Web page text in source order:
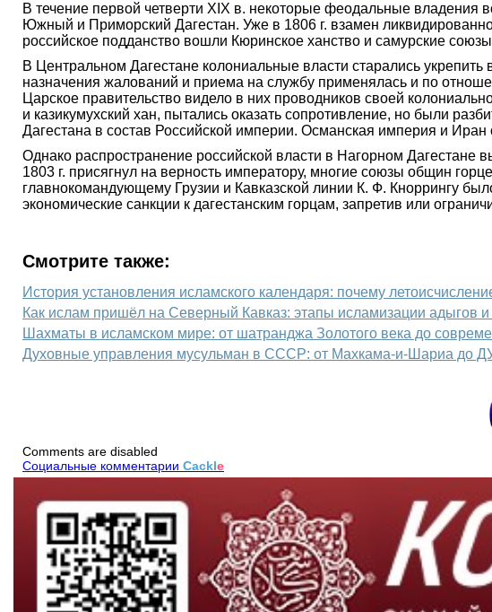
В течение первой четверти XIX в. некоторые феодальные владения
Южный и Приморский Дагестан. Уже в 1806 г. взамен
российское подданство вошли Кюринское ханство и самурские
В Центральном Дагестане колониальные власти старались
назначения жалований и приема на службу применялась и по
Царское правительство видело в них проводников своей
и казикумухский хан, пытались оказать сопротивление, но были
Дагестана в состав Российской империи. Османская империя и Иран
Однако распространение российской власти в Нагорном Дагестане
1803 г. присягнул на верность императору, многие союзы общин
главнокомандующему Грузии и Кавказской линии К. Ф. Кноррингу
экономические санкции к дагестанским горцам, запретив или
Смотрите также:
История установления исламского календаря: почему
Как ислам пришёл на Северный Кавказ: этапы исламизации адыгов и
Шахматы в исламском мире: от шатранджа Золотого века до
Духовные управления мусульман в СССР: от Махкама-и-Шариа до
Comments are disabled
Социальные комментарии Cackle